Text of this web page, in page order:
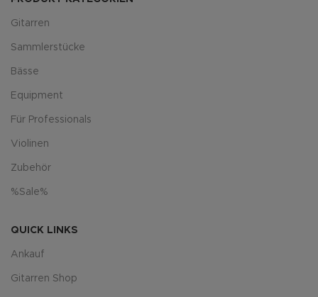
Gitarren
Sammlerstücke
Bässe
Equipment
Für Professionals
Violinen
Zubehör
%Sale%
QUICK LINKS
Ankauf
Gitarren Shop